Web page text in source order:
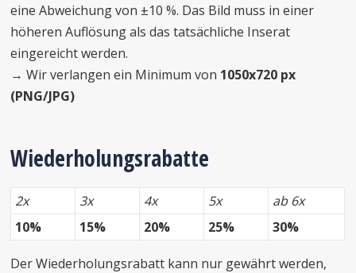
eine Abweichung von ±10 %. Das Bild muss in einer
höheren Auflösung als das tatsächliche Inserat
eingereicht werden.
→ Wir verlangen ein Minimum von 1050x720 px
(PNG/JPG)
Wiederholungsrabatte
2x 3x 4x 5x
ab 6x
10%
15% 20% 25% 30%
Der Wiederholungsrabatt kann nur gewährt werden,